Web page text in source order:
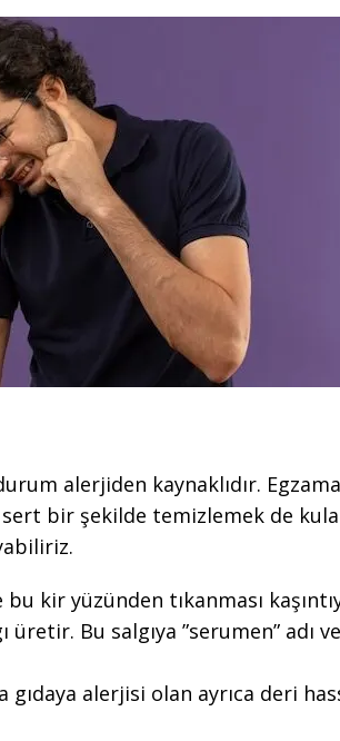
alerjiden kaynaklıdır.
bir şekilde temizlemek de
kir yüzünden tıkanması
Bu salgıya ”serumen” adı
alerjisi olan ayrıca deri